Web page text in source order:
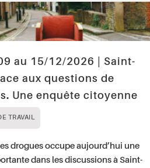
au 15/12/2026 | Saint-
aux questions de
Une enquête citoyenne
TRAVAIL
drogues occupe aujourd’hui une
dans les discussions à Saint-